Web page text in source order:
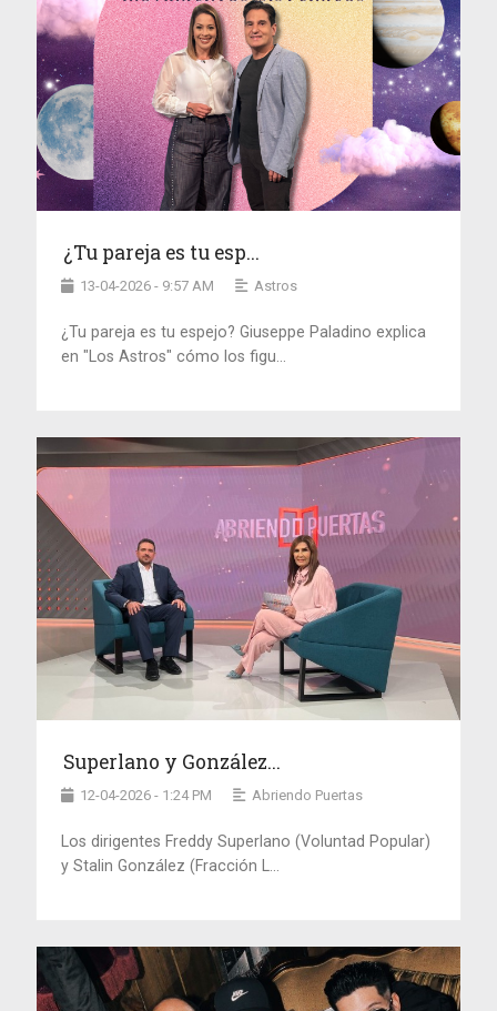
¿Tu pareja es tu esp...
13-04-2026 - 9:57 AM Astros
¿Tu pareja es tu espejo? Giuseppe Paladino explica
en "Los Astros" cómo los figu...
Superlano y González...
12-04-2026 - 1:24 PM Abriendo Puertas
Los dirigentes Freddy Superlano (Voluntad Popular)
y Stalin González (Fracción L...